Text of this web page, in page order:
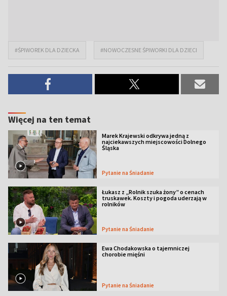
#ŚPIWOREK DLA DZIECKA #NOWOCZESNE ŚPIWORKI DLA DZIECI
Więcej na ten temat
Marek Krajewski odkrywa jedną z
najciekawszych miejscowości Dolnego
Śląska
Pytanie na Śniadanie
Łukasz z „Rolnik szuka żony” o cenach
truskawek. Koszty i pogoda uderzają w
rolników
Pytanie na Śniadanie
Ewa Chodakowska o tajemniczej
chorobie mięśni
Pytanie na Śniadanie